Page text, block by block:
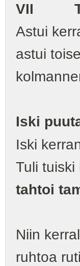
VII
Astui
astui
Iski
Iski
Tuli
tahtoi
Niin
ruhtoa